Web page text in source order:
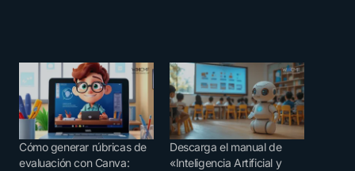
Cómo generar rúbricas de
evaluación con Canva:
Descarga el manual de
«Inteligencia Artificial y